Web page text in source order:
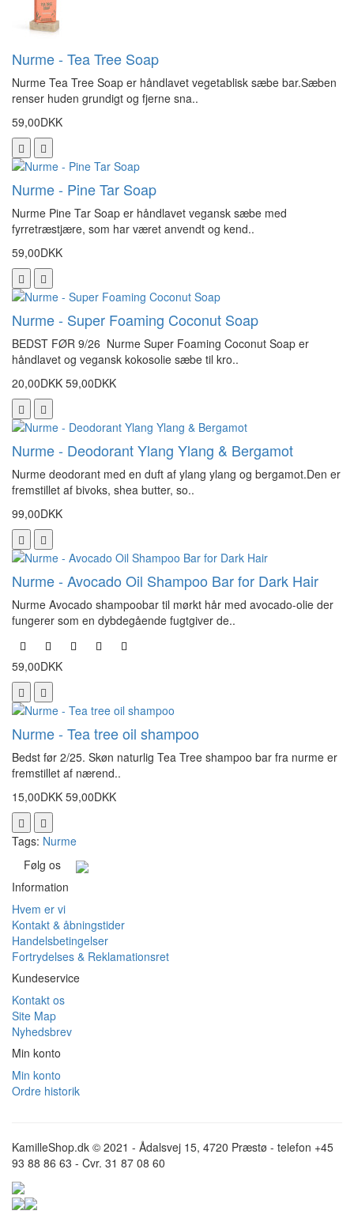
Nurme - Tea Tree Soap
Nurme Tea Tree Soap er håndlavet vegetablisk sæbe bar.Sæben
renser huden grundigt og fjerne sna..
59,00DKK
Nurme - Pine Tar Soap
Nurme Pine Tar Soap er håndlavet vegansk sæbe med
fyrretræstjære, som har været anvendt og kend..
59,00DKK
Nurme - Super Foaming Coconut Soap
BEDST FØR 9/26 Nurme Super Foaming Coconut Soap er
håndlavet og vegansk kokosolie sæbe til kro..
20,00DKK 59,00DKK
Nurme - Deodorant Ylang Ylang & Bergamot
Nurme deodorant med en duft af ylang ylang og bergamot.Den er
fremstillet af bivoks, shea butter, so..
99,00DKK
Nurme - Avocado Oil Shampoo Bar for Dark Hair
Nurme Avocado shampoobar til mørkt hår med avocado-olie der
fungerer som en dybdegående fugtgiver de..
59,00DKK
Nurme - Tea tree oil shampoo
Bedst før 2/25. Skøn naturlig Tea Tree shampoo bar fra nurme er
fremstillet af nærend..
15,00DKK 59,00DKK
Tags: Nurme
Følg os
Information
Hvem er vi
Kontakt & åbningstider
Handelsbetingelser
Fortrydelses & Reklamationsret
Kundeservice
Kontakt os
Site Map
Nyhedsbrev
Min konto
Min konto
Ordre historik
KamilleShop.dk © 2021 - Ådalsvej 15, 4720 Præstø - telefon +45
93 88 86 63 - Cvr. 31 87 08 60